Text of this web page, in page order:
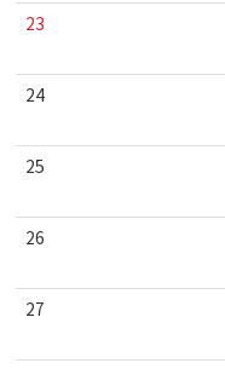
23
24
25
26
27